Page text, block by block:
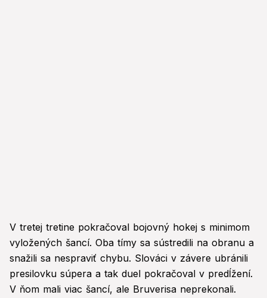
V tretej tretine pokračoval bojovný hokej s minimom
vyložených šancí. Oba tímy sa sústredili na obranu a
snažili sa nespraviť chybu. Slováci v závere ubránili
presilovku súpera a tak duel pokračoval v predĺžení.
V ňom mali viac šancí, ale Bruverisa neprekonali.